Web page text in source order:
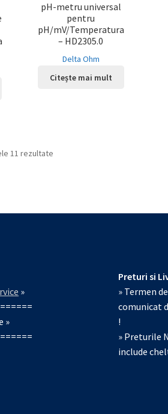
pH-metru universal
pentru
pH/mV/Temperatura
– HD2305.0
Delta Ohm
Citește mai mult
11 rezultate
»
»
Preturi si
» Termen
comunicat
!
» Preturile
include